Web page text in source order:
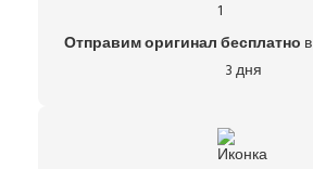
Отправим оригинал бесплатно
3 дня